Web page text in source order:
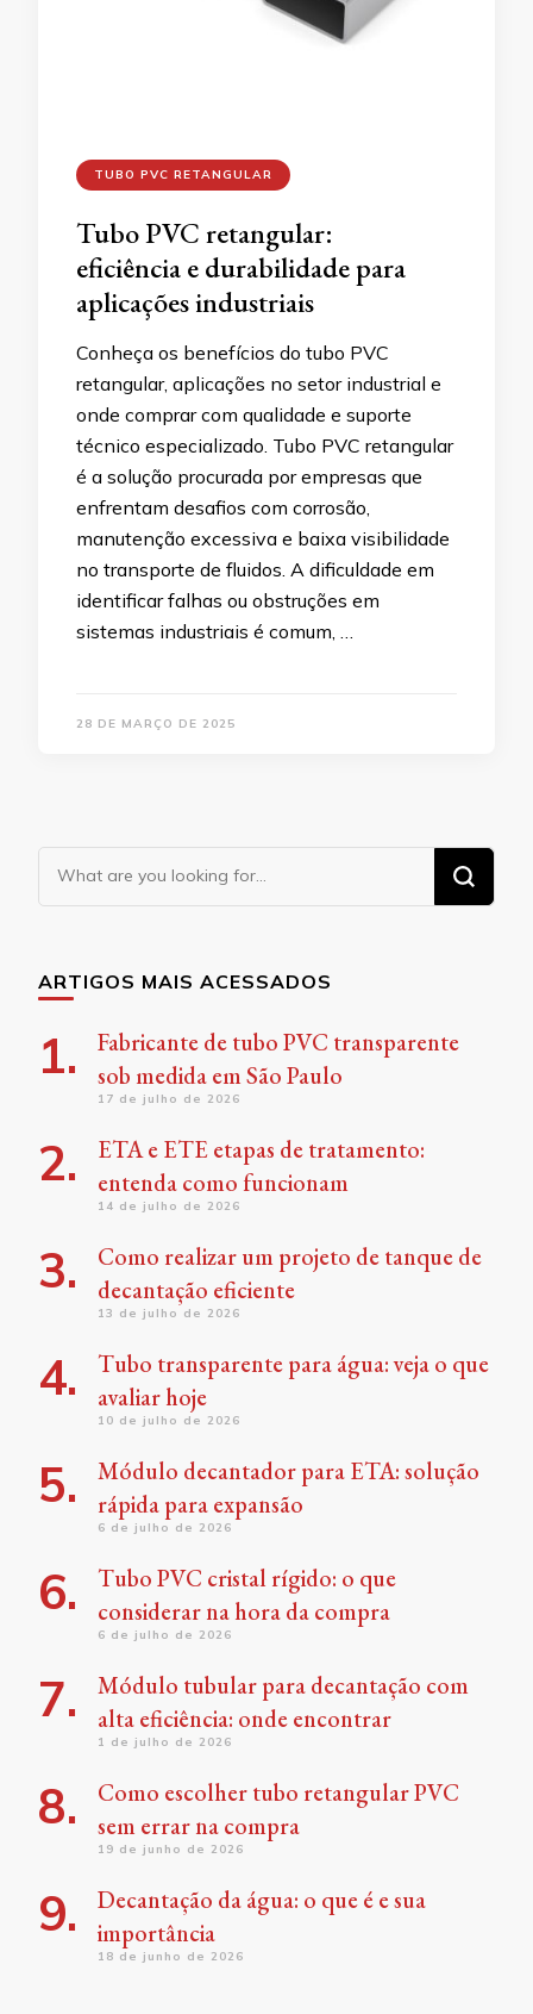
TUBO PVC RETANGULAR
Tubo PVC retangular:
eficiência e durabilidade para
aplicações industriais
Conheça os benefícios do tubo PVC
retangular, aplicações no setor industrial e
onde comprar com qualidade e suporte
técnico especializado. Tubo PVC retangular
é a solução procurada por empresas que
enfrentam desafios com corrosão,
manutenção excessiva e baixa visibilidade
no transporte de fluidos. A dificuldade em
identificar falhas ou obstruções em
sistemas industriais é comum, …
28 DE MARÇO DE 2025
Looking
for
ARTIGOS MAIS ACESSADOS
Fabricante de tubo PVC transparente
sob medida em São Paulo
17 de julho de 2026
ETA e ETE etapas de tratamento:
entenda como funcionam
14 de julho de 2026
Como realizar um projeto de tanque de
decantação eficiente
13 de julho de 2026
Tubo transparente para água: veja o que
avaliar hoje
10 de julho de 2026
Módulo decantador para ETA: solução
rápida para expansão
6 de julho de 2026
Tubo PVC cristal rígido: o que
considerar na hora da compra
6 de julho de 2026
Módulo tubular para decantação com
alta eficiência: onde encontrar
1 de julho de 2026
Como escolher tubo retangular PVC
sem errar na compra
19 de junho de 2026
Decantação da água: o que é e sua
importância
18 de junho de 2026